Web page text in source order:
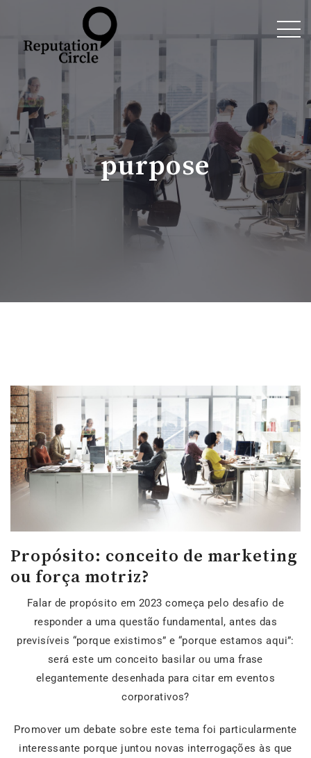
purpose
Propósito: conceito de marketing
ou força motriz?
Falar de propósito em 2023 começa pelo desafio de
responder a uma questão fundamental, antes das
previsíveis “porque existimos” e “porque estamos aqui”:
será este um conceito basilar ou uma frase
elegantemente desenhada para citar em eventos
corporativos?
Promover um debate sobre este tema foi particularmente
interessante porque juntou novas interrogações às que